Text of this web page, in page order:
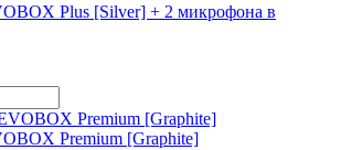
Plus [Silver] + 2 микрофона в
Premium [Graphite]